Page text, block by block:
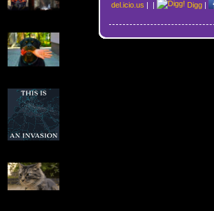
del.icio.us | | Digg|